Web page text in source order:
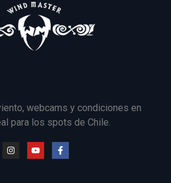
webcams y condiciones en
para los spots de Chile.